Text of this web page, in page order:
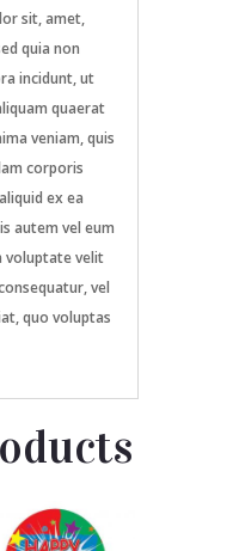
sit, amet,
quia non
incidunt, ut
quaerat
veniam, quis
corporis
ex ea
autem vel eum
voluptate velit
vel
quo voluptas